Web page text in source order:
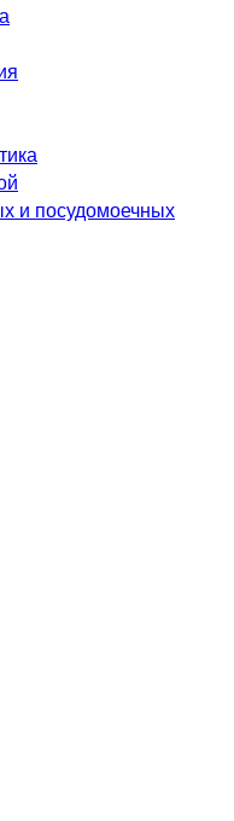
и посудомоечных